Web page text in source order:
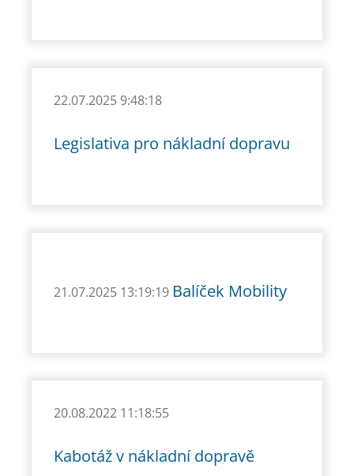
22.07.2025 9:48:18
Legislativa pro nákladní dopravu
21.07.2025 13:19:19 Balíček Mobility
20.08.2022 11:18:55
Kabotáž v nákladní dopravě